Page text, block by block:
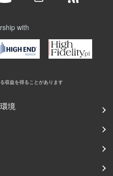
with
収益を得ることがあります
境